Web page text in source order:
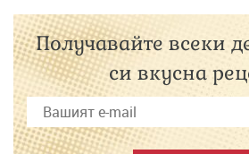
Получавайте всеки
си вкусна